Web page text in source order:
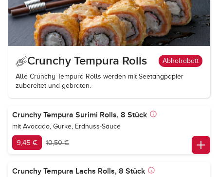
Crunchy Tempura Rolls Abholrabatt
Alle Crunchy Tempura Rolls werden mit Seetangpapier
zubereitet und gebraten.
Crunchy Tempura Surimi Rolls, 8 Stück
mit Avocado, Gurke, Erdnuss-Sauce
9,45 € 10,50 €
Crunchy Tempura Lachs Rolls, 8 Stück